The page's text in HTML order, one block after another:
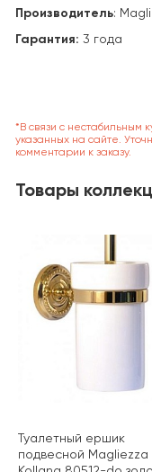
Производитель:
Гарантия: 3 года
*В связи с нестабильным
указанных на сайте.
комментарии к заказу.
Товары
Туалетный ершик
подвесной Magliezza